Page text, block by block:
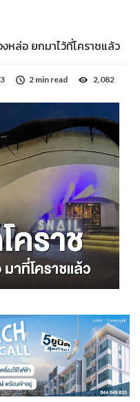
หล่อ ยกมาไว้ที่โคราชแล้ว
2 min read 2,082